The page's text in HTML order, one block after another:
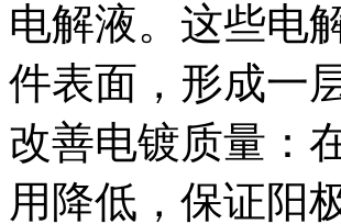
电解液。这些电
件表面，形成一
改善电镀质量：
用降低，保证阳